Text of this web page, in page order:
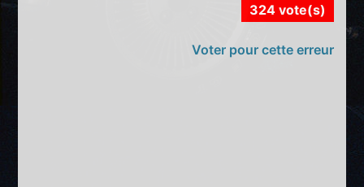
324 vote(s)
Voter pour cette erreur